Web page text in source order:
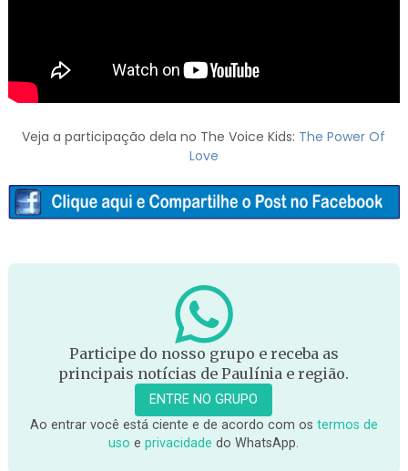
Veja a participação dela no The Voice Kids: The Power Of
Love
Participe do nosso grupo e receba as
principais notícias de Paulínia e região.
ENTRE NO GRUPO
Ao entrar você está ciente e de acordo com os termos de
uso eprivacidade do WhatsApp.